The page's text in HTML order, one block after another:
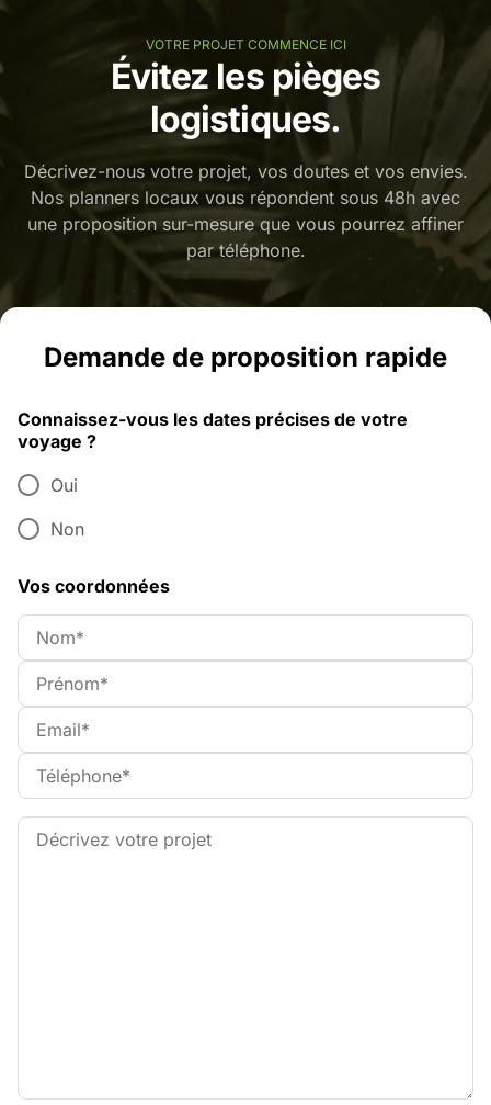
VOTRE PROJET COMMENCE ICI
Évitez les pièges
logistiques.
Décrivez-nous votre projet, vos doutes et vos envies.
Nos planners locaux vous répondent sous 48h avec
une proposition sur-mesure que vous pourrez affiner
par téléphone.
Demande de proposition rapide
Connaissez-vous les dates précises de votre
voyage ?
Oui
Non
Vos coordonnées